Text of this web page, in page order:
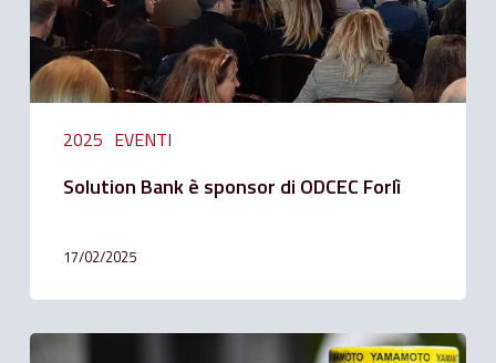
2025 EVENTI
Solution Bank è sponsor di ODCEC Forlì
17/02/2025
Solution